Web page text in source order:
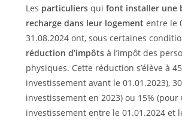
Les particuliersqui font installer une
recharge dans leur logement entre le
31.08.2024 ont, sous certaines
réduction d’impôtsà l’impôt des
physiques. Cette réduction s’élève à
investissement avant le 01.01.2023),
investissement en 2023) ou 15% (pour
investissement entre le 01.01.2024 et